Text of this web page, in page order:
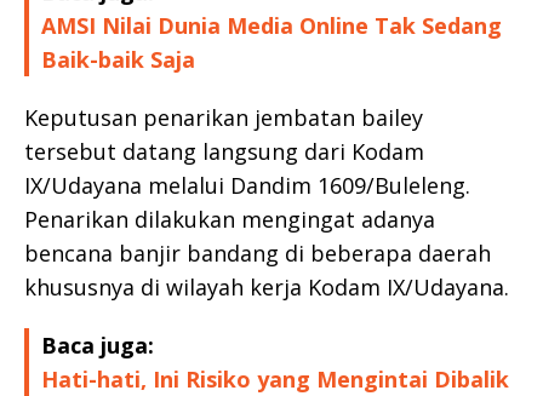
AMSI Nilai Dunia Media Online Tak Sedang
Baik-baik Saja
Keputusan penarikan jembatan bailey
tersebut datang langsung dari Kodam
IX/Udayana melalui Dandim 1609/Buleleng.
Penarikan dilakukan mengingat adanya
bencana banjir bandang di beberapa daerah
khususnya di wilayah kerja Kodam IX/Udayana.
Baca juga:
Hati-hati, Ini Risiko yang Mengintai Dibalik